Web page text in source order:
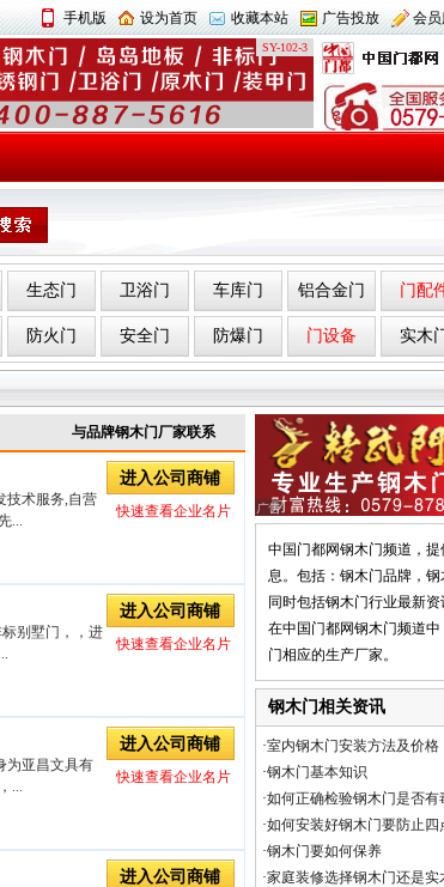
手机版 设为首页 收藏本站 广告投放 会
SY-102-3
生态门 卫浴门 车库门 铝合金门 门配
防火门 安全门 防爆门 门设备 实木
与品牌钢木门厂家联系
技术服务,自营
...
进入公司商铺
快速查看企业名片
别墅门，，进
进入公司商铺
快速查看企业名片
为亚昌文具有
...
进入公司商铺
快速查看企业名片
进入公司商铺
中国门都网钢木门频道，
息。包括：钢木门品牌，钢
同时包括钢木门行业最新资
在中国门都网钢木门频道
门相应的生产厂家。
钢木门相关资讯
·室内钢木门安装方法及价格
·钢木门基本知识
·如何正确检验钢木门是否有
·如何安装好钢木门要防止四
·钢木门要如何保养
·家庭装修选择钢木门还是实